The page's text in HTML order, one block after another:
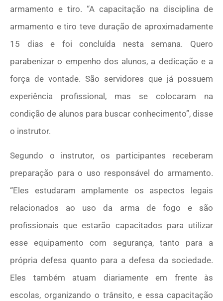
armamento e tiro. “A capacitação na disciplina de
armamento e tiro teve duração de aproximadamente
15 dias e foi concluída nesta semana. Quero
parabenizar o empenho dos alunos, a dedicação e a
força de vontade. São servidores que já possuem
experiência profissional, mas se colocaram na
condição de alunos para buscar conhecimento”, disse
o instrutor.
Segundo o instrutor, os participantes receberam
preparação para o uso responsável do armamento.
“Eles estudaram amplamente os aspectos legais
relacionados ao uso da arma de fogo e são
profissionais que estarão capacitados para utilizar
esse equipamento com segurança, tanto para a
própria defesa quanto para a defesa da sociedade.
Eles também atuam diariamente em frente às
escolas, organizando o trânsito, e essa capacitação